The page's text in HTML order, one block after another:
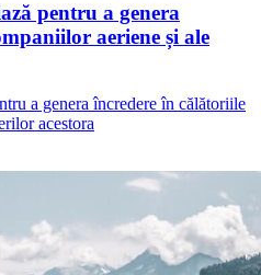
pentru a genera
aeriene și ale
a genera încredere în călătoriile
acestora